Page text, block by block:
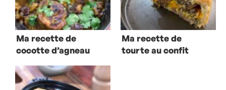
Ma recette de
cocotte d’agneau
Ma recette de
tourte au confit